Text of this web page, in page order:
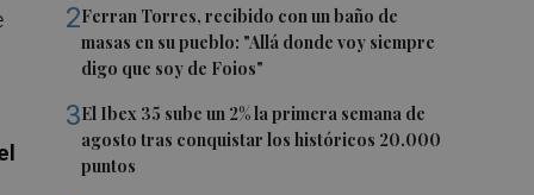
2Ferran Torres, recibido con un baño de
masas en su pueblo: "Allá donde voy siempre
digo que soy de Foios"
3El Ibex 35 sube un 2% la primera semana de
agosto tras conquistar los históricos 20.000
puntos